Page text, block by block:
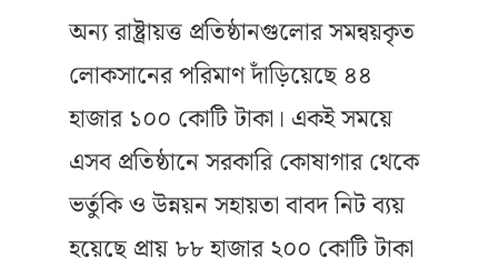
অন্য রাষ্ট্রায়ত্ত প্রতিষ্ঠানগুলোর সমন্বয়কৃত
লোকসানের পরিমাণ দাঁড়িয়েছে ৪৪
হাজার ১০০ কোটি টাকা। একই সময়ে
এসব প্রতিষ্ঠানে সরকারি কোষাগার থেকে
ভর্তুকি ও উন্নয়ন সহায়তা বাবদ নিট ব্যয়
হয়েছে প্রায় ৮৮ হাজার ২০০ কোটি টাকা